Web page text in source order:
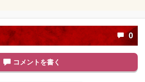
0
コメントを書く